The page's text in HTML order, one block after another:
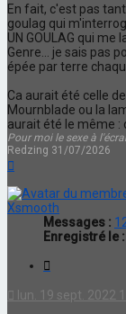
En fait, c'est pas
goulag qui
UN GOULAG qui me
Genre... je sais pas
épée par terre
Ca aurait été celle
Mournblade ou la
aurait été le même :
Pour moi le sexe à
Redzing 31/07/2026
Xsmooth
Messages :
Enregistré le :
lun. 19 sept. 2022